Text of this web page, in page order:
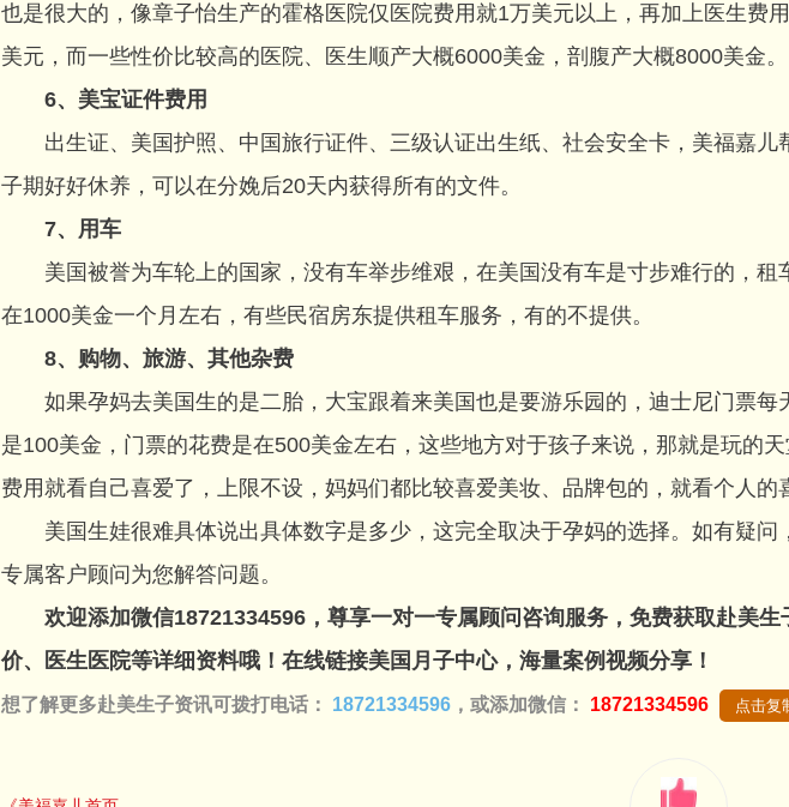
也是很大的，像章子怡生产的霍格医院仅医院费用就1万美元以上，再加上医生费
美元，而一些性价比较高的医院、医生顺产大概6000美金，剖腹产大概8000美金。
6、美宝证件费用
出生证、美国护照、中国旅行证件、三级认证出生纸、社会安全卡，美福嘉儿
子期好好休养，可以在分娩后20天内获得所有的文件。
7、用车
美国被誉为车轮上的国家，没有车举步维艰，在美国没有车是寸步难行的，租
在1000美金一个月左右，有些民宿房东提供租车服务，有的不提供。
8、购物、旅游、其他杂费
如果孕妈去美国生的是二胎，大宝跟着来美国也是要游乐园的，迪士尼门票每
是100美金，门票的花费是在500美金左右，这些地方对于孩子来说，那就是玩的
费用就看自己喜爱了，上限不设，妈妈们都比较喜爱美妆、品牌包的，就看个人的
美国生娃很难具体说出具体数字是多少，这完全取决于孕妈的选择。如有疑问
专属客户顾问为您解答问题。
欢迎添加微信18721334596 ，尊享一对一专属顾问咨询服务，免费获取赴美
价、医生医院等详细资料哦！在线链接美国月子中心，海量案例视频分享！
想了解更多赴美生子资讯可拨打电话： 18721334596 ，或添加微信： 18721334596 点击复